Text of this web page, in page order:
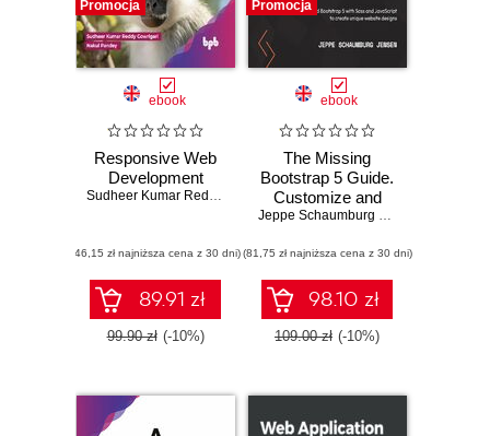
Promocja
ebook
Responsive Web
Development
Sudheer Kumar Reddy Gowrigari , Nakul Pandey
(46,15 zł najniższa cena z 30 dni)
89.91 zł
99.90 zł (-10%)
Promocja
ebook
The Missing
Bootstrap 5 Guide.
Customize and
extend Bootstrap 5
JavaScript to
create unique
website designs
Jeppe Schaumburg Jensen
(81,75 zł najniższa cena z 30 dni)
98.10 zł
109.00 zł (-10%)